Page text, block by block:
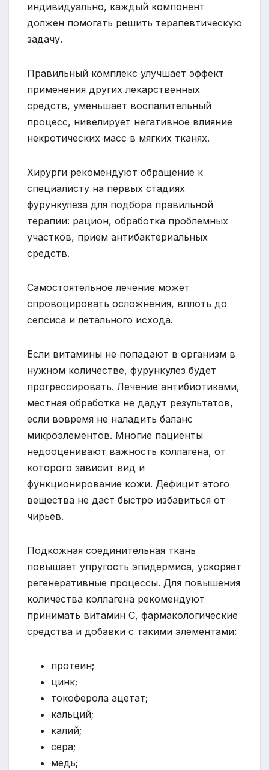
индивидуально, каждый компонент
должен помогать решить терапевтическую
задачу.
Правильный комплекс улучшает эффект
применения других лекарственных
средств, уменьшает воспалительный
процесс, нивелирует негативное влияние
некротических масс в мягких тканях.
Хирурги рекомендуют обращение к
специалисту на первых стадиях
фурункулеза для подбора правильной
терапии: рацион, обработка проблемных
участков, прием антибактериальных
средств.
Самостоятельное лечение может
спровоцировать осложнения, вплоть до
сепсиса и летального исхода.
Если витамины не попадают в организм в
нужном количестве, фурункулез будет
прогрессировать. Лечение антибиотиками,
местная обработка не дадут результатов,
если вовремя не наладить баланс
микроэлементов. Многие пациенты
недооценивают важность коллагена, от
которого зависит вид и
функционирование кожи. Дефицит этого
вещества не даст быстро избавиться от
чирьев.
Подкожная соединительная ткань
повышает упругость эпидермиса, ускоряет
регенеративные процессы. Для повышения
количества коллагена рекомендуют
принимать витамин С, фармакологические
средства и добавки с такими элементами:
протеин;
цинк;
токоферола ацетат;
кальций;
калий;
сера;
медь;